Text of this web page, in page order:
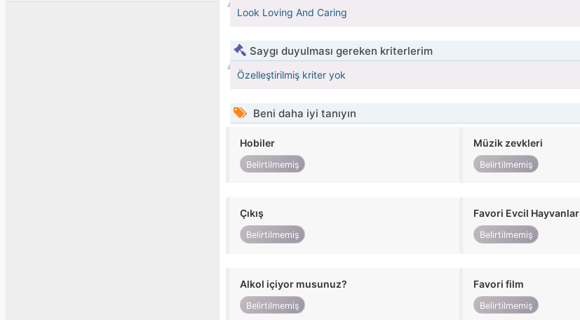
Look Loving And Caring
Saygı duyulması gereken kriterlerim
Özelleştirilmiş kriter yok
Beni daha iyi tanıyın
Hobiler
Belirtilmemiş
Müzik zevkleri
Belirtilmemiş
Çıkış
Belirtilmemiş
Favori Evcil Hayvanlar
Belirtilmemiş
Alkol içiyor musunuz?
Belirtilmemiş
Favori film
Belirtilmemiş